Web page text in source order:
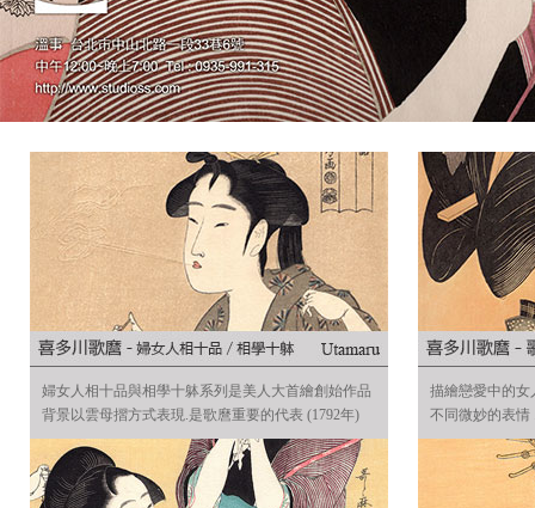
婦女人相十品與相學十躰系列是美人大首繪創始作品
背景以雲母摺方式表現.是歌麿重要的代表 (1792年)
描繪戀愛中的女
不同微妙的表情